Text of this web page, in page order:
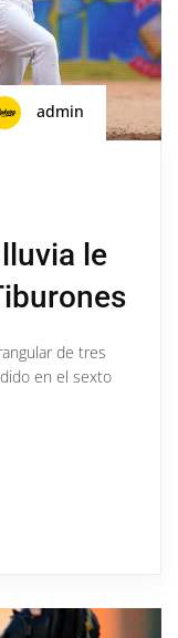
admin
le
de tres
en el sexto